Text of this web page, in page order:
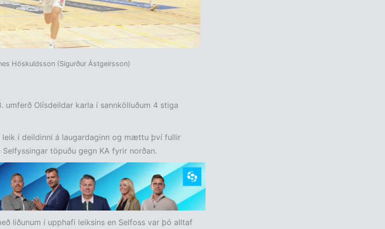
Höskuldsson (Sigurður Ástgeirsson)
umferð Olísdeildar karla í sannkölluðum 4 stiga
leik í deildinni á laugardaginn og mættu því fullir
töpuðu gegn KA fyrir norðan.
liðunum í upphafi leiksins en Selfoss var þó alltaf